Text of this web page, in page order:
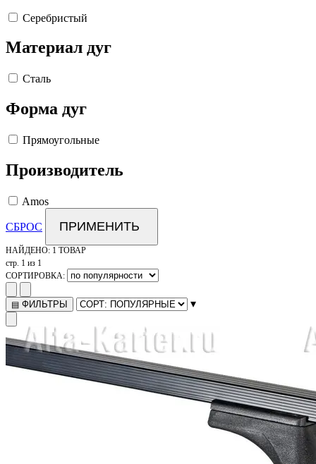
Серебристый
Материал дуг
Сталь
Форма дуг
Прямоугольные
Производитель
Amos
СБРОС ПРИМЕНИТЬ
НАЙДЕНО: 1 ТОВАР
стр. 1 из 1
СОРТИРОВКА:
▤ ФИЛЬТРЫ ▾